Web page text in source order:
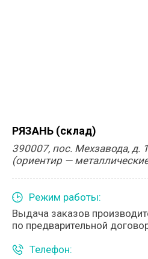
РЯЗАНЬ (склад)
390007, пос. Мехзавода, д.
(ориентир —
Режим работы:
Выдача заказов
по предварительной
Телефон: